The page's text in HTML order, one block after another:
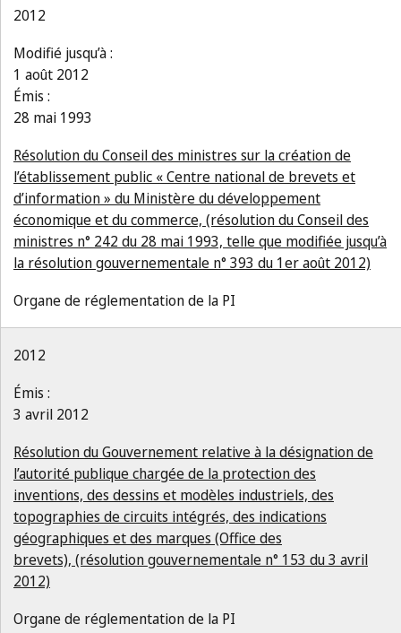
2012
Modifié jusqu’à :
1 août 2012
Émis :
28 mai 1993
Résolution du Conseil des ministres sur la création de
l’établissement public « Centre national de brevets et
d’information » du Ministère du développement
économique et du commerce, (résolution du Conseil des
ministres n° 242 du 28 mai 1993, telle que modifiée jusqu’à
la résolution gouvernementale n° 393 du 1er août 2012)
Organe de réglementation de la PI
2012
Émis :
3 avril 2012
Résolution du Gouvernement relative à la désignation de
l’autorité publique chargée de la protection des
inventions, des dessins et modèles industriels, des
topographies de circuits intégrés, des indications
géographiques et des marques (Office des
brevets), (résolution gouvernementale n° 153 du 3 avril
2012)
Organe de réglementation de la PI